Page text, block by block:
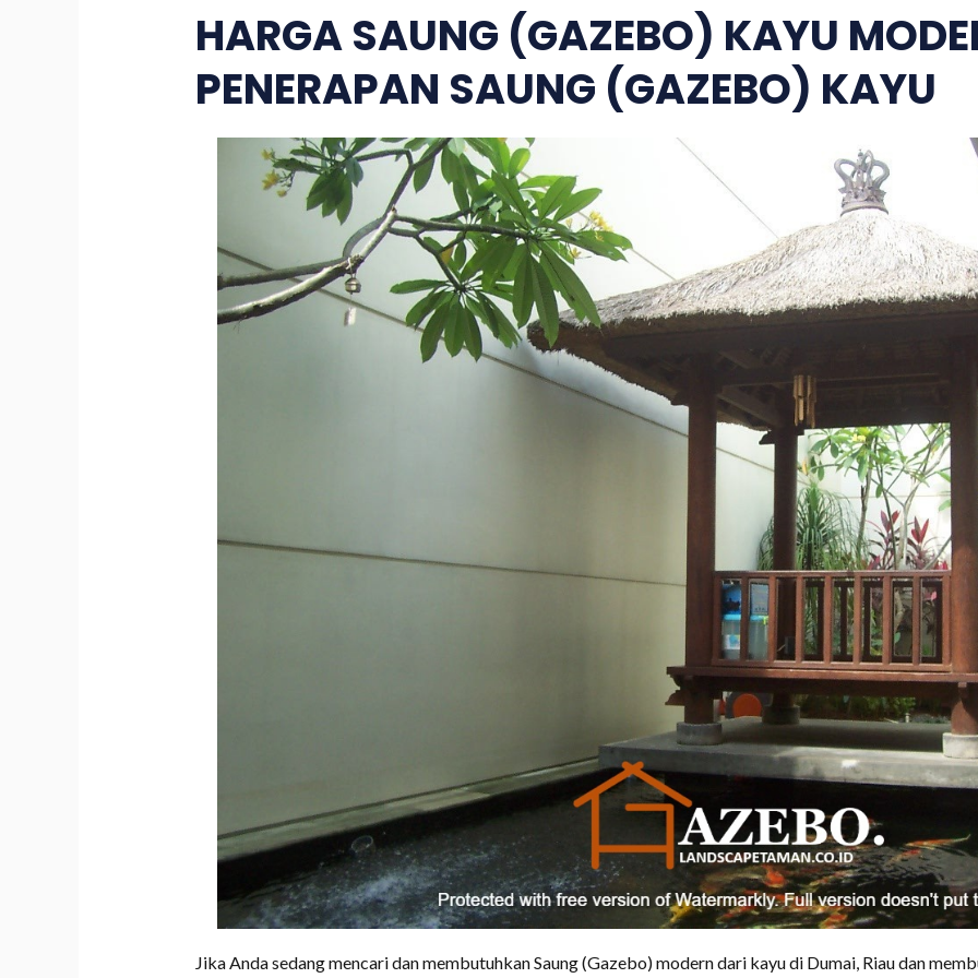
HARGA SAUNG (GAZEBO) KAYU
PENERAPAN SAUNG (GAZEBO) KAYU
Jika Anda sedang mencari dan membutuhkan Saung (Gazebo) modern dari kayu di Dumai, Riau dan